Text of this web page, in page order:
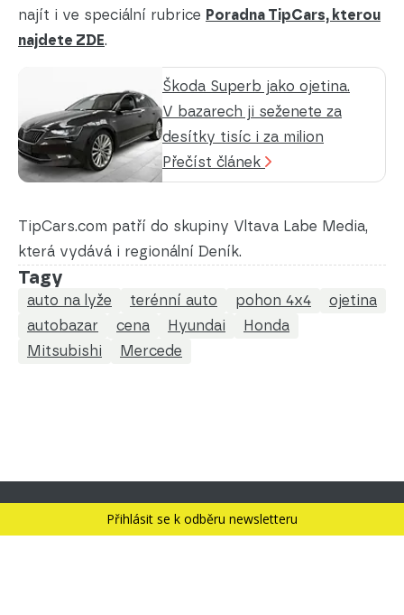
najít i ve speciální rubrice Poradna TipCars, kterou
najdete ZDE.
Škoda Superb jako ojetina.
V bazarech ji seženete za
desítky tisíc i za milion
Přečíst článek
TipCars.com patří do skupiny Vltava Labe Media,
která vydává i regionální Deník.
Tagy
auto na lyže terénní auto pohon 4x4
ojetina
autobazar
cena Hyundai
Honda
Mitsubishi
Mercede
Přihlásit se k odběru newsletteru